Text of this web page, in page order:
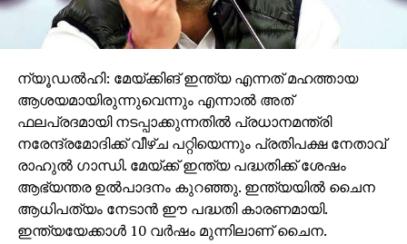
ന്യൂഡൽഹി: മേയ്ക്കിങ് ഇന്ത്യ എന്നത് മഹത്തായ
ആശയമായിരുന്നുവെന്നും എന്നാൽ അത്
ഫലപ്രദമായി നടപ്പാക്കുന്നതിൽ പ്രധാനമന്ത്രി
നരേന്ദ്രമോദിക്ക് വീഴ്ച പറ്റിയെന്നും പ്രതിപക്ഷ നേതാവ്
രാഹുൽ ഗാന്ധി. മേയ്ക്ക് ഇന്ത്യ പദ്ധതിക്ക് ശേഷം
ആഭ്യന്തര ഉൽപാദനം കുറഞ്ഞു. ഇന്ത്യയിൽ ചൈന
ആധിപത്യം നേടാൻ ഈ പദ്ധതി കാരണമായി.
ഇന്ത്യയേക്കാൾ 10 വർഷം മുന്നിലാണ് ചൈന.